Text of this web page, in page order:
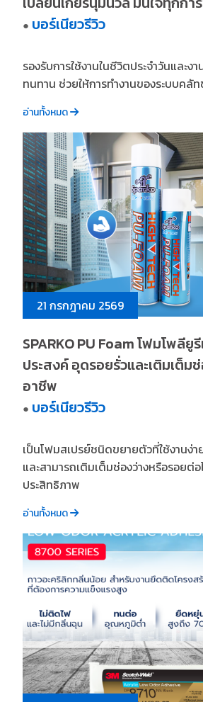
● บอร์เนียวรีวิว
รองรับการใช้งานในชีวิตประจำวันและง
ทนทาน ช่วยให้การทำงานของระบบคลั
อ่านทั้งหมด
21 กรกฎาคม 2569
SPARKO PU Foam โฟมโพลียู
ประสงค์ อุดรอยรั่วและเติมเต็ม
อาชีพ
● บอร์เนียวรีวิว
เป็นโฟมสเปรย์ชนิดขยายตัวที่ใช้งานง่า
และสามารถเติมเต็มช่องว่างหรือรอยต่
ประสิทธิภาพ
อ่านทั้งหมด